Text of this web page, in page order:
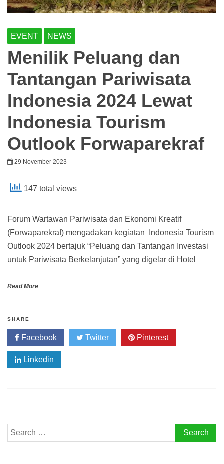
EVENT NEWS
Menilik Peluang dan
Tantangan Pariwisata
Indonesia 2024 Lewat
Indonesia Tourism
Outlook Forwaparekraf
29 November 2023
147 total views
Forum Wartawan Pariwisata dan Ekonomi Kreatif
(Forwaparekraf) mengadakan kegiatan Indonesia Tourism
Outlook 2024 bertajuk “Peluang dan Tantangan Investasi
untuk Pariwisata Berkelanjutan” yang digelar di Hotel
Read More
SHARE
Facebook Twitter Pinterest
Linkedin
Search
for: